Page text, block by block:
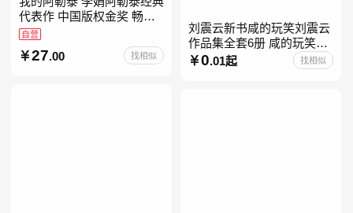
代表作 中国版权金奖 畅销
超200万册 同名剧8.9分爆款
北疆大地的旷野之梦 当当自
营
自营
27.00 找相似
刘震云新书咸的玩笑刘震云
作品集全套6册 咸的玩笑
+一句顶一万句+一日三秋
+我不是潘金莲+我叫刘跃进
0.01起 找相似